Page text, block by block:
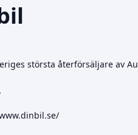
största återförsäljare av